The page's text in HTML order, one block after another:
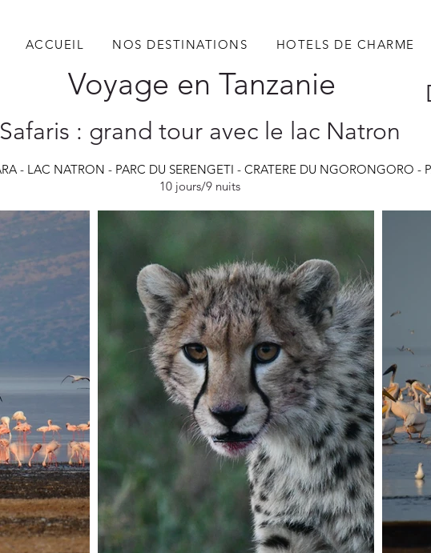
ACCUEIL NOS DESTINATIONS HOTELS DE CHARME
Voyage en Tanzanie
Safaris : grand tour avec le lac Natron
- LAC NATRON - PARC DU SERENGETI - CRATERE DU NGORONGORO -
10 jours/9 nuits